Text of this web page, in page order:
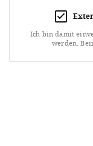
Ich bin damit
werden.